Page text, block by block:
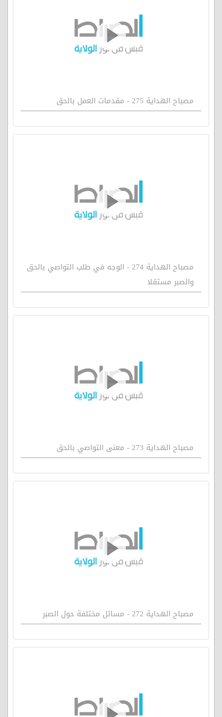
مصباح الهداية 275 - مقدمات العمل بالحق
مصباح الهداية 274 - الوجه في طلب التواصي بالحق
والصبر مستقلا
مصباح الهداية 273 - معنى التواصي بالحق
مصباح الهداية 272 - مسائل مختلفة حول الصبر